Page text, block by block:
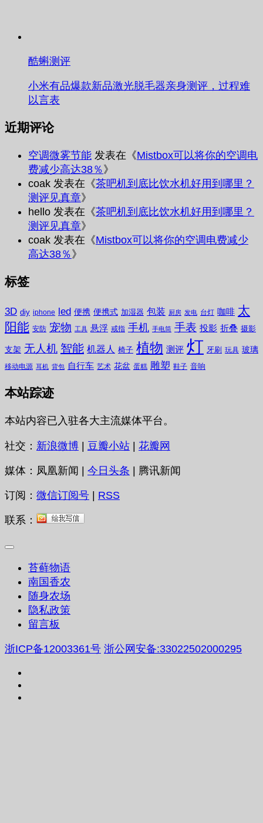
酷蝌测评
小米有品爆款新品激光脱毛器亲身测评，过程难
以言表
近期评论
空调微雾节能 发表在《Mistbox可以将你的空调电
费减少高达38％》
coak 发表在《茶吧机到底比饮水机好用到哪里？
测评见真章》
hello 发表在《茶吧机到底比饮水机好用到哪里？
测评见真章》
coak 发表在《Mistbox可以将你的空调电费减少
高达38％》
标签
3D diy iphone led 便携 便携式 加湿器 包装 厨房 发电 台灯 咖啡 太
阳能 安防 宠物 工具 悬浮 戒指 手机 手电筒 手表 投影 折叠 摄影
支架 无人机 智能 机器人 椅子 植物 测评 灯 牙刷 玩具 玻璃
移动电源 耳机 背包 自行车 艺术 花盆 蛋糕 雕塑 鞋子 音响
本站踪迹
本站内容已入驻各大主流媒体平台。
社交： 新浪微博 | 豆瓣小站 | 花瓣网
媒体：凤凰新闻 | 今日头条 | 腾讯新闻
订阅： 微信订阅号 | RSS
联系：
苔藓物语
南国香农
随身农场
隐私政策
留言板
浙ICP备12003361号 浙公网安备:33022502000295